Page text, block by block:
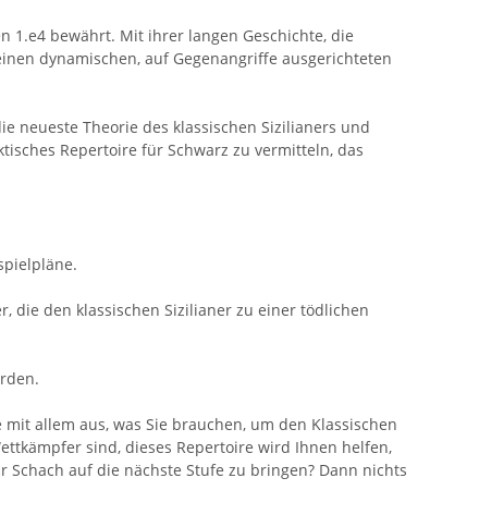
1.e4 bewährt. Mit ihrer langen Geschichte, die
dynamischen, auf Gegenangriffe ausgerichteten
neueste Theorie des klassischen Sizilianers und
Repertoire für Schwarz zu vermitteln, das
die den klassischen Sizilianer zu einer tödlichen
allem aus, was Sie brauchen, um den Klassischen
sind, dieses Repertoire wird Ihnen helfen,
auf die nächste Stufe zu bringen? Dann nichts